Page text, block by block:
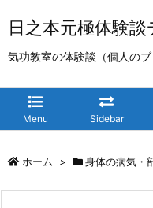
日之本元極体験
気功教室の体験談（個人の
Menu Sidebar
ホーム > 身体の病気・